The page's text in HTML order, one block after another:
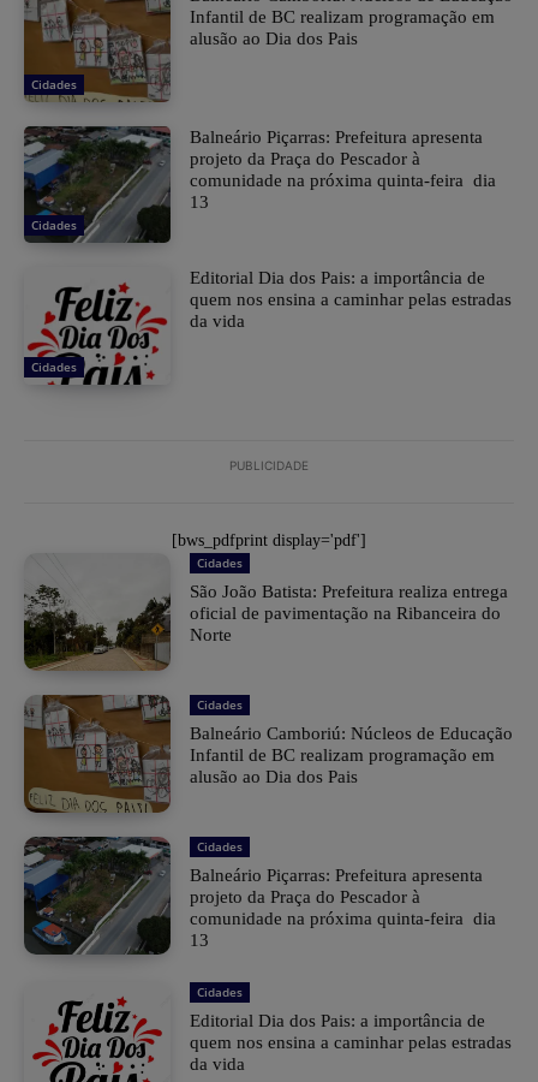
Cidades
Infantil de BC realizam programação em
alusão ao Dia dos Pais
Cidades
Balneário Piçarras: Prefeitura apresenta
projeto da Praça do Pescador à
comunidade na próxima quinta-feira dia
13
Cidades
Editorial Dia dos Pais: a importância de
quem nos ensina a caminhar pelas estradas
da vida
PUBLICIDADE
[bws_pdfprint display='pdf']
Cidades
São João Batista: Prefeitura realiza entrega
oficial de pavimentação na Ribanceira do
Norte
Cidades
Balneário Camboriú: Núcleos de Educação
Infantil de BC realizam programação em
alusão ao Dia dos Pais
Cidades
Balneário Piçarras: Prefeitura apresenta
projeto da Praça do Pescador à
comunidade na próxima quinta-feira dia
13
Cidades
Editorial Dia dos Pais: a importância de
quem nos ensina a caminhar pelas estradas
da vida